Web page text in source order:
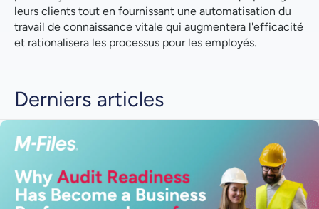
leurs clients tout en fournissant une automatisation du
travail de connaissance vitale qui augmentera l'efficacité
et rationalisera les processus pour les employés.
Derniers articles